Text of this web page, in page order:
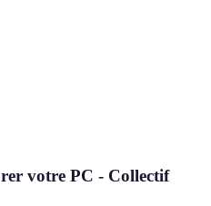
votre PC - Collectif